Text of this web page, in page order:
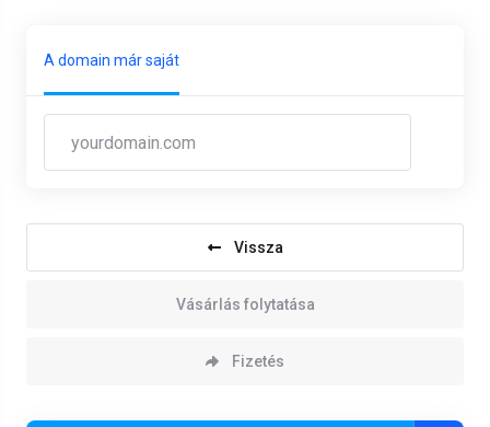
A domain már saját
Vissza
Vásárlás folytatása
Fizetés